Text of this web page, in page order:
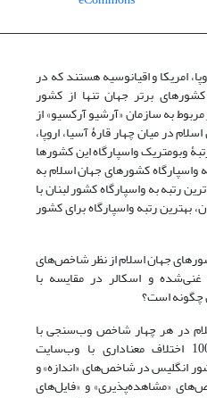
امریکا و اقیانوسیه هستند که در
کشورهای برتر جهان تنها از کشور
به سازمان «آرشیو آرکسیو» از
در میان چهار قارۀ آسیا، اروپا،
وبومتریک واسپارگاه این کشورها
واسپارگاه کشورهای جهان اسلام به
رتبه به واسپارگاه کشور لبنان با
میان، بهترین رتبه واسپارگاه برای کشور
جهان اسلام از نظر شاخص‌های
غنی‌شده و اسکالر در مقایسه با
چگونه است؟
در هر چهار شاخص وب‌سنجی با
سطح معناداری کوچکتر از 100/0 اختلاف معنا‌داری با وب‌سایت
انگلیس در شاخص‌های «اندازه» و
«مشاهده‌پذیری» و «فایل‌های